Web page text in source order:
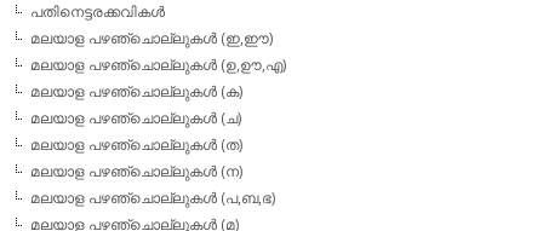
പതിനെട്ടരക്കവികള്‍
മലയാള പഴഞ്ചൊല്ലുകള്‍ (ഇ,ഈ)
മലയാള പഴഞ്ചൊല്ലുകള്‍ (ഉ,ഊ,എ)
മലയാള പഴഞ്ചൊല്ലുകള്‍ (ക)
മലയാള പഴഞ്ചൊല്ലുകള്‍ (ച)
മലയാള പഴഞ്ചൊല്ലുകള്‍ (ത)
മലയാള പഴഞ്ചൊല്ലുകള്‍ (ന)
മലയാള പഴഞ്ചൊല്ലുകള്‍ (പ,ബ,ഭ)
മലയാള പഴഞ്ചൊല്ലുകള്‍ (മ)